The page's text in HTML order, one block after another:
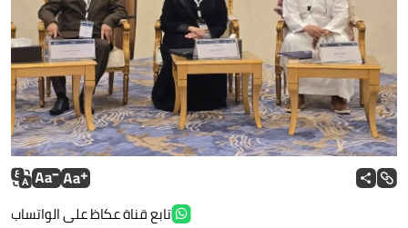
تابع قناة عكاظ على الواتساب